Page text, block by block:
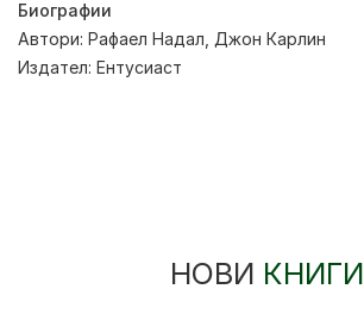
Биографии
Автори: Рафаел Надал Джон Карлин
Издател: Ентусиаст
НОВИ КНИГИ